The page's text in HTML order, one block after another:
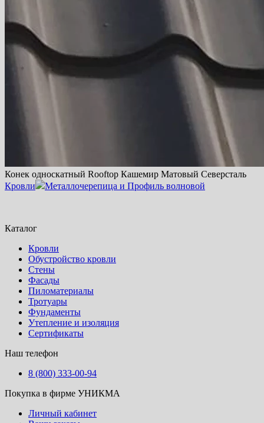
Конек односкатный Rooftop Кашемир Матовый Северсталь
Кровли
Металлочерепица и Профиль волновой
Каталог
Кровли
Обустройство кровли
Стены
Фасады
Пиломатериалы
Тротуары
Фундаменты
Утепление и изоляция
Сертификаты
Наш телефон
8 (800) 333-00-94
Покупка в фирме УНИКМА
Личный кабинет